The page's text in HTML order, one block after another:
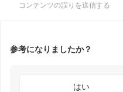
コンテンツの誤りを送信する
参考になりましたか？
はい